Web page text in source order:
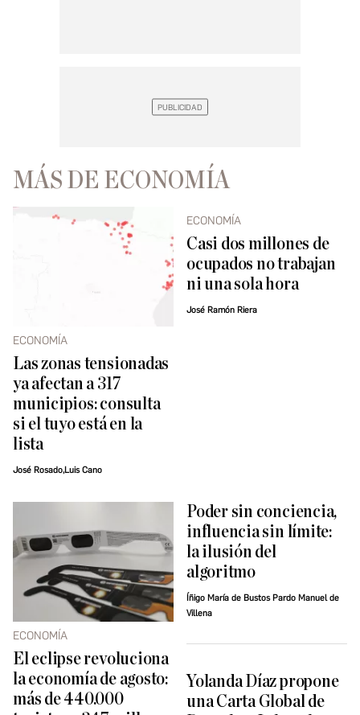
MÁS DE ECONOMÍA
ECONOMÍA
Las zonas tensionadas
ya afectan a 317
municipios: consulta
si el tuyo está en la
lista
José Rosado,Luis Cano
ECONOMÍA
Casi dos millones de
ocupados no trabajan
ni una sola hora
José Ramón Riera
ECONOMÍA
El eclipse revoluciona
la economía de agosto:
más de 440.000
Poder sin conciencia,
influencia sin límite:
la ilusión del
algoritmo
Íñigo María de Bustos Pardo Manuel de
Villena
Yolanda Díaz propone
una Carta Global de